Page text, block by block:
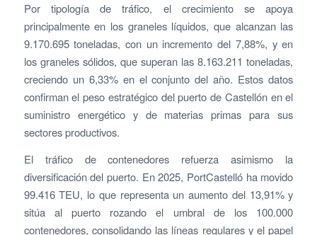
Por tipología de tráfico, el crecimiento se apoya
principalmente en los graneles líquidos, que alcanzan las
9.170.695 toneladas, con un incremento del 7,88%, y en
los graneles sólidos, que superan las 8.163.211 toneladas,
creciendo un 6,33% en el conjunto del año. Estos datos
confirman el peso estratégico del puerto de Castellón en el
suministro energético y de materias primas para sus
sectores productivos.
El tráfico de contenedores refuerza asimismo la
diversificación del puerto. En 2025, PortCastelló ha movido
99.416 TEU, lo que representa un aumento del 13,91% y
sitúa al puerto rozando el umbral de los 100.000
contenedores, consolidando las líneas regulares y el papel